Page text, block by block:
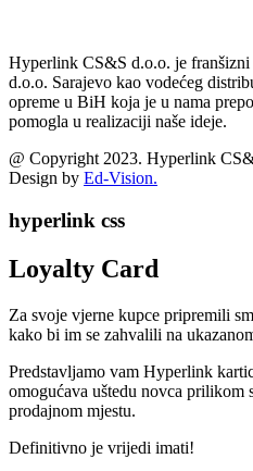
Hyperlink CS&S d.o.o. je
d.o.o. Sarajevo kao vodećeg
opreme u BiH koja je u nama
pomogla u realizaciji naše ideje.
@ Copyright 2023. Hyperlink
Design by Ed-Vision.
hyperlink css
Loyalty Card
Za svoje vjerne kupce pripremili
kako bi im se zahvalili na
Predstavljamo vam Hyperlink
omogućava uštedu novca
prodajnom mjestu.
Definitivno je vrijedi imati!